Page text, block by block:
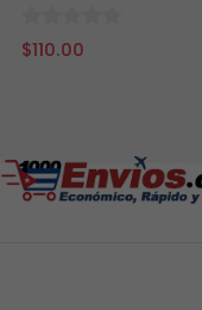
0
$110.00